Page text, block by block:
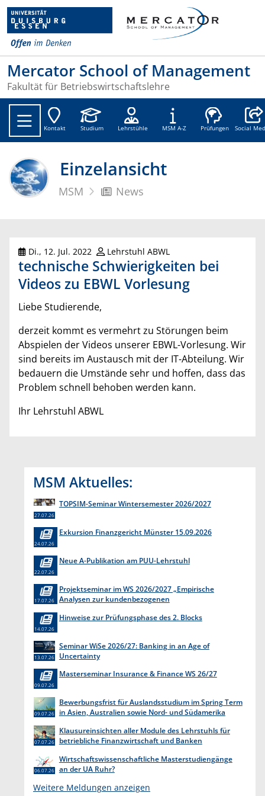
Mercator School of Management
Fakultät für Betriebswirtschaftslehre
Kontakt Studium Lehrstühle MSM A-Z Prüfungen Social
Einzelansicht
MSM News
Di., 12. Jul. 2022 Lehrstuhl ABWL
technische Schwierigkeiten bei
Videos zu EBWL Vorlesung
Liebe Studierende,
derzeit kommt es vermehrt zu Störungen beim
Abspielen der Videos unserer EBWL-Vorlesung. Wir
sind bereits im Austausch mit der IT-Abteilung. Wir
bedauern die Umstände sehr und hoffen, dass das
Problem schnell behoben werden kann.
Ihr Lehrstuhl ABWL
MSM Aktuelles:
TOPSIM-Seminar Wintersemester 2026/2027
27.07.26
Exkursion Finanzgericht Münster 15.09.2026
24.07.26
Neue A-Publikation am PUU-Lehrstuhl
22.07.26
Projektseminar im WS 2026/2027 „Empirische
Analysen zur kundenbezogenen
17.07.26
Hinweise zur Prüfungsphase des 2. Blocks
14.07.26
Seminar WiSe 2026/27: Banking in an Age of
Uncertainty
13.07.26
Masterseminar Insurance & Finance WS 26/27
09.07.26
Bewerbungsfrist für Auslandsstudium im Spring Term
in Asien, Australien sowie Nord- und Südamerika
09.07.26
Klausureinsichten aller Module des Lehrstuhls für
betriebliche Finanzwirtschaft und Banken
07.07.26
Wirtschaftswissenschaftliche Masterstudiengänge
an der UA Ruhr?
06.07.26
Weitere Meldungen anzeigen